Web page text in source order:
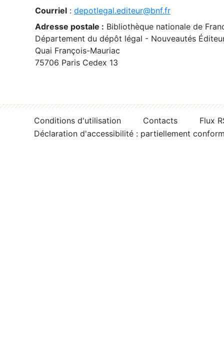
Courriel : depotlegal.editeur@bnf.fr
Adresse postale : Bibliothèque nationale de
Département du dépôt légal - Nouveautés
Quai François-Mauriac
75706 Paris Cedex 13
Conditions d'utilisation Contacts
Flux
Déclaration d'accessibilité : partiellement